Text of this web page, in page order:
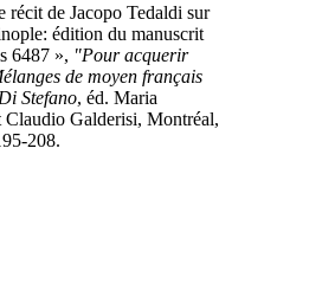
de Jacopo Tedaldi sur
édition du manuscrit
6487 », "Pour acquerir
de moyen français
Stefano, éd. Maria
Galderisi, Montréal,
208.